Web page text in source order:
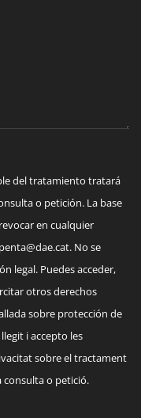
del tratamiento tratará
o petición. La base
en cualquier
. No se
legal. Puedes acceder,
otros derechos
sobre protección de
i accepto les
sobre el tractament
consulta o petició.